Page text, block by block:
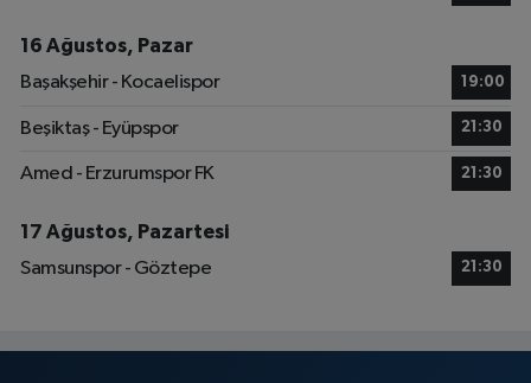
16 Ağustos, Pazar
Başakşehir - Kocaelispor
19:00
Beşiktaş - Eyüpspor 21:30
Amed - Erzurumspor FK 21:30
17 Ağustos, Pazartesi
Samsunspor - Göztepe
21:30